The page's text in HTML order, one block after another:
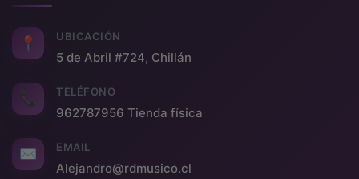
📍 UBICACIÓN
5 de Abril #724, Chillán
📞 TELÉFONO
962787956 Tienda física
✉ EMAIL
Alejandro@rdmusico.cl